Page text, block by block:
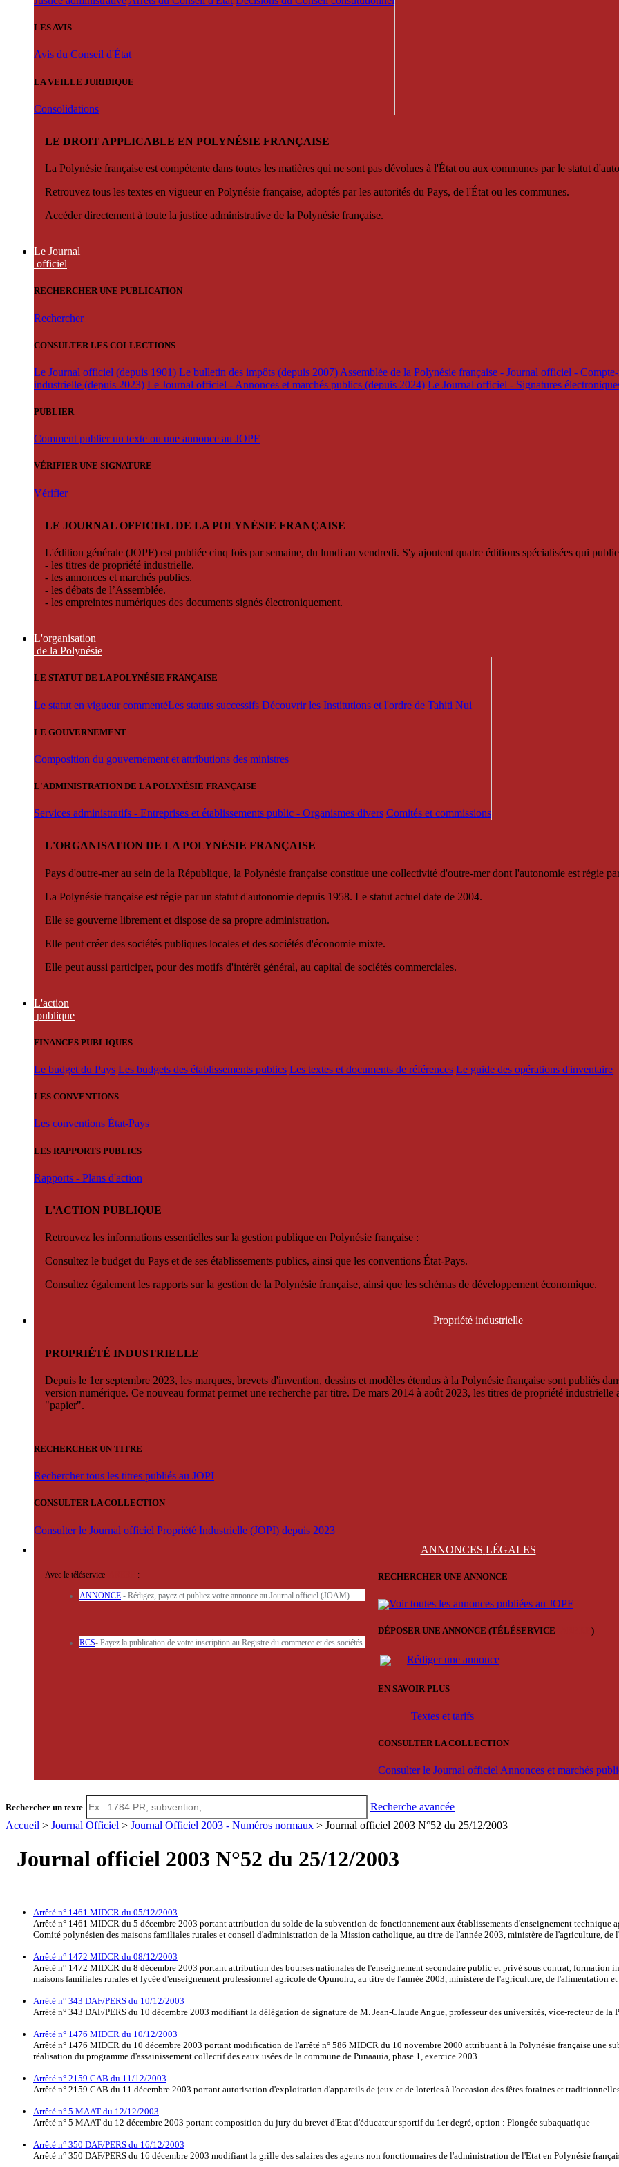
LES AVIS
Avis du Conseil d'État
LA VEILLE JURIDIQUE
Consolidations
LE DROIT APPLICABLE EN POLYNÉSIE FRANÇAISE
La Polynésie française est compétente dans toutes les matières qui ne sont pas dévolues à l'État ou aux communes par le statut
Retrouvez tous les textes en vigueur en Polynésie française, adoptés par les autorités du Pays, de l'État ou les communes.
Accéder directement à toute la justice administrative de la Polynésie française.
Le Journal
officiel
RECHERCHER UNE PUBLICATION
Rechercher
CONSULTER LES COLLECTIONS
Le Journal officiel (depuis 1901) Le bulletin des impôts (depuis 2007) Assemblée de la Polynésie française - Journal officiel -
industrielle (depuis 2023) Le Journal officiel - Annonces et marchés publics (depuis 2024) Le Journal officiel - Signatures
PUBLIER
Comment publier un texte ou une annonce au JOPF
VÉRIFIER UNE SIGNATURE
Vérifier
LE JOURNAL OFFICIEL DE LA POLYNÉSIE FRANÇAISE
L'édition générale (JOPF) est publiée cinq fois par semaine, du lundi au vendredi. S'y ajoutent quatre éditions spécialisées qui
- les titres de propriété industrielle.
- les annonces et marchés publics.
- les débats de l’Assemblée.
- les empreintes numériques des documents signés électroniquement.
L'organisation
de la Polynésie
LE STATUT DE LA POLYNÉSIE FRANÇAISE
Le statut en vigueur commentéLes statuts successifs Découvrir les Institutions et l'ordre de Tahiti Nui
LE GOUVERNEMENT
Composition du gouvernement et attributions des ministres
L'ADMINISTRATION DE LA POLYNÉSIE FRANÇAISE
Services administratifs - Entreprises et établissements public - Organismes divers Comités et commissions
L'ORGANISATION DE LA POLYNÉSIE FRANÇAISE
Pays d'outre-mer au sein de la République, la Polynésie française constitue une collectivité d'outre-mer dont l'autonomie est régie
La Polynésie française est régie par un statut d'autonomie depuis 1958. Le statut actuel date de 2004.
Elle se gouverne librement et dispose de sa propre administration.
Elle peut créer des sociétés publiques locales et des sociétés d'économie mixte.
Elle peut aussi participer, pour des motifs d'intérêt général, au capital de sociétés commerciales.
L'action
publique
FINANCES PUBLIQUES
Le budget du Pays Les budgets des établissements publics Les textes et documents de références Le guide des opérations d'inventaire
LES CONVENTIONS
Les conventions État-Pays
LES RAPPORTS PUBLICS
Rapports - Plans d'action
L'ACTION PUBLIQUE
Retrouvez les informations essentielles sur la gestion publique en Polynésie française :
Consultez le budget du Pays et de ses établissements publics, ainsi que les conventions État-Pays.
Consultez également les rapports sur la gestion de la Polynésie française, ainsi que les schémas de développement économique.
Propriété industrielle
PROPRIÉTÉ INDUSTRIELLE
Depuis le 1er septembre 2023, les marques, brevets d'invention, dessins et modèles étendus à la Polynésie française sont publiés
version numérique. Ce nouveau format permet une recherche par titre. De mars 2014 à août 2023, les titres de propriété
"papier".
RECHERCHER UN TITRE
Rechercher tous les titres publiés au JOPI
CONSULTER LA COLLECTION
Consulter le Journal officiel Propriété Industrielle (JOPI) depuis 2023
ANNONCES LÉGALES
Avec le téléservice :
ANNONCE - Rédigez, payez et publiez votre annonce au Journal officiel (JOAM)
RCS- Payez la publication de votre inscription au Registre du commerce et des sociétés.
RECHERCHER UNE ANNONCE
Voir toutes les annonces publiées au JOPF
DÉPOSER UNE ANNONCE (TÉLÉSERVICE )
Rédiger une annonce
EN SAVOIR PLUS
Textes et tarifs
CONSULTER LA COLLECTION
Consulter le Journal officiel Annonces et marchés
Rechercher un texte
Recherche avancée
Accueil > Journal Officiel > Journal Officiel 2003 - Numéros normaux > Journal officiel 2003 N°52 du 25/12/2003
Journal officiel 2003 N°52 du 25/12/2003
Arrêté n° 1461 MIDCR du 05/12/2003
Arrêté n° 1461 MIDCR du 5 décembre 2003 portant attribution du solde de la subvention de fonctionnement aux établissements d'enseignement
Comité polynésien des maisons familiales rurales et conseil d'administration de la Mission catholique, au titre de l'année 2003, ministère de l'agriculture, de
Arrêté n° 1472 MIDCR du 08/12/2003
Arrêté n° 1472 MIDCR du 8 décembre 2003 portant attribution des bourses nationales de l'enseignement secondaire public et privé sous contrat,
maisons familiales rurales et lycée d'enseignement professionnel agricole de Opunohu, au titre de l'année 2003, ministère de l'agriculture, de l'alimentation
Arrêté n° 343 DAF/PERS du 10/12/2003
Arrêté n° 343 DAF/PERS du 10 décembre 2003 modifiant la délégation de signature de M. Jean-Claude Angue, professeur des universités, vice-recteur de
Arrêté n° 1476 MIDCR du 10/12/2003
Arrêté n° 1476 MIDCR du 10 décembre 2003 portant modification de l'arrêté n° 586 MIDCR du 10 novembre 2000 attribuant à la Polynésie française une
réalisation du programme d'assainissement collectif des eaux usées de la commune de Punaauia, phase 1, exercice 2003
Arrêté n° 2159 CAB du 11/12/2003
Arrêté n° 2159 CAB du 11 décembre 2003 portant autorisation d'exploitation d'appareils de jeux et de loteries à l'occasion des fêtes foraines et
Arrêté n° 5 MAAT du 12/12/2003
Arrêté n° 5 MAAT du 12 décembre 2003 portant composition du jury du brevet d'Etat d'éducateur sportif du 1er degré, option : Plongée subaquatique
Arrêté n° 350 DAF/PERS du 16/12/2003
Arrêté n° 350 DAF/PERS du 16 décembre 2003 modifiant la grille des salaires des agents non fonctionnaires de l'administration de l'Etat en Polynésie